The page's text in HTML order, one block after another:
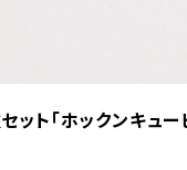
ット「ホックンキュ